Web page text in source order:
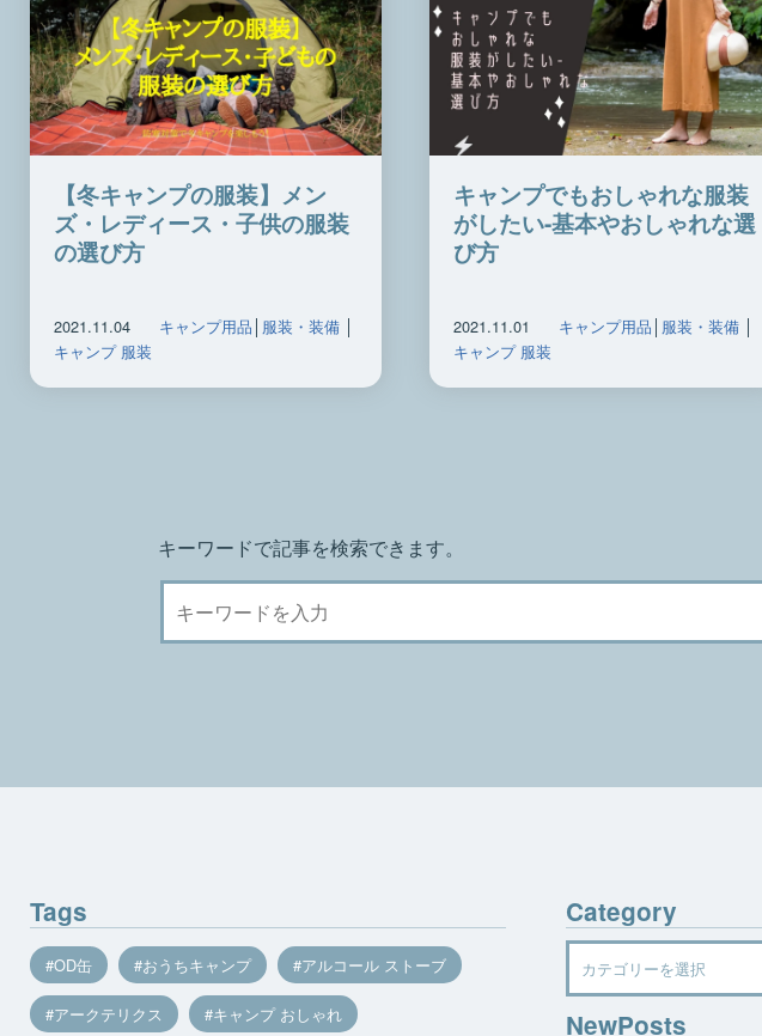
【冬キャンプの服装】メン
ズ・レディース・子供の服装
の選び方
2021.11.04 キャンプ用品 服装・装備
キャンプ 服装
キャンプでもおしゃれな服装
がしたい-基本やおしゃれな選
び方
2021.11.01 キャンプ用品 服装・装備│
キャンプ 服装
キーワードで記事を検索できます。
Tags
OD缶 おうちキャンプ アルコール ストーブ
アークテリクス キャンプ おしゃれ
Category
Category
NewPosts